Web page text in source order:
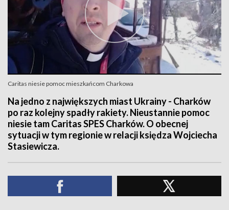
Caritas niesie pomoc mieszkańcom Charkowa
Na jedno z największych miast Ukrainy - Charków
po raz kolejny spadły rakiety. Nieustannie pomoc
niesie tam Caritas SPES Charków. O obecnej
sytuacji w tym regionie w relacji księdza Wojciecha
Stasiewicza.